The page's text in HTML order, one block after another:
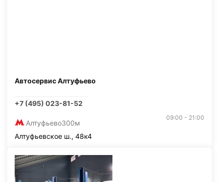
Автосервис Алтуфьево
+7 (495) 023-81-52
Алтуфьево300м
09:00 - 21:00
Алтуфьевское ш., 48к4